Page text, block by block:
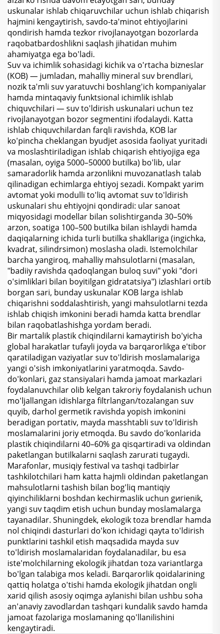
uskunalar ishlab chiqaruvchilar uchun ishlab chiqarish
hajmini kengaytirish, savdo-ta'minot ehtiyojlarini
qondirish hamda tezkor rivojlanayotgan bozorlarda
raqobatbardoshlikni saqlash jihatidan muhim
ahamiyatga ega bo'ladi.
Suv va ichimlik sohasidagi kichik va o'rtacha bizneslar
(KOB) — jumladan, mahalliy mineral suv brendlari,
nozik ta'mli suv yaratuvchi boshlang'ich kompaniyalar
hamda mintaqaviy funktsional ichimlik ishlab
chiquvchilari — suv to'ldirish uskunalari uchun tez
rivojlanayotgan bozor segmentini ifodalaydi. Katta
ishlab chiquvchilardan farqli ravishda, KOB lar
ko'pincha cheklangan byudjet asosida faoliyat yuritadi
va moslashtiriladigan ishlab chiqarish ehtiyojiga ega
(masalan, oyiga 5000–50000 butilka) bo'lib, ular
samaradorlik hamda arzonlikni muvozanatlash talab
qilinadigan echimlarga ehtiyoj sezadi. Kompakt yarim
avtomat yoki modulli to'liq avtomat suv to'ldirish
uskunalari shu ehtiyojni qondiradi: ular sanoat
miqyosidagi modellar bilan solishtirganda 30–50%
arzon, soatiga 100–500 butilka bilan ishlaydi hamda
daqiqalarning ichida turli butilka shakllariga (ingichka,
kvadrat, silindrsimon) moslasha oladi. Istemolchilar
barcha yangiroq, mahalliy mahsulotlarni (masalan,
"badiiy ravishda qadoqlangan buloq suvi" yoki "dori
o'simliklari bilan boyitilgan gidratatsiya") izlashlari ortib
borgan sari, bunday uskunalar KOB larga ishlab
chiqarishni soddalashtirish, yangi mahsulotlarni tezda
ishlab chiqish imkonini beradi hamda katta brendlar
bilan raqobatlashishga yordam beradi.
Bir martalik plastik chiqindilarni kamaytirish bo'yicha
global harakatlar tufayli joyda va barqarorlikga e'tibor
qaratiladigan vaziyatlar suv to'ldirish moslamalariga
yangi o'sish imkoniyatlarini yaratmoqda. Savdo-
do'konlari, gaz stansiyalari hamda jamoat markazlari
foydalanuvchilar olib kelgan takroriy foydalanish uchun
mo'ljallangan idishlarga filtrlangan/tozalangan suv
quyib, darhol germetik ravishda yopish imkonini
beradigan portativ, mayda masshtabli suv to'ldirish
moslamalarini joriy etmoqda. Bu savdo do'konlarida
plastik chiqindilarni 40–60% ga qisqartiradi va oldindan
paketlangan butilkalarni saqlash zarurati tugaydi.
Marafonlar, musiqiy festival va tashqi tadbirlar
tashkilotchilari ham katta hajmli oldindan paketlangan
mahsulotlarni tashish bilan bog'liq mantiqiy
qiyinchiliklarni boshdan kechirmaslik uchun gигienik,
yangi suv taqdim etish uchun bunday moslamalarga
tayanadilar. Shuningdek, ekologik toza brendlar hamda
nol chiqindi dasturlari do'kon ichidagi qayta to'ldirish
punktlarini tashkil etish maqsadida mayda suv
to'ldirish moslamalaridan foydalanadilar, bu esa
iste'molchilarning ekologik jihatdan toza variantlarga
bo'lgan talabiga mos keladi. Barqarorlik qoidalarining
qattiq holatga o'tishi hamda ekologik jihatdan ongli
xarid qilish asosiy oqimga aylanishi bilan ushbu soha
an'anaviy zavodlardan tashqari kundalik savdo hamda
jamoat fazolariga moslamaning qo'llanilishini
kengaytiradi.